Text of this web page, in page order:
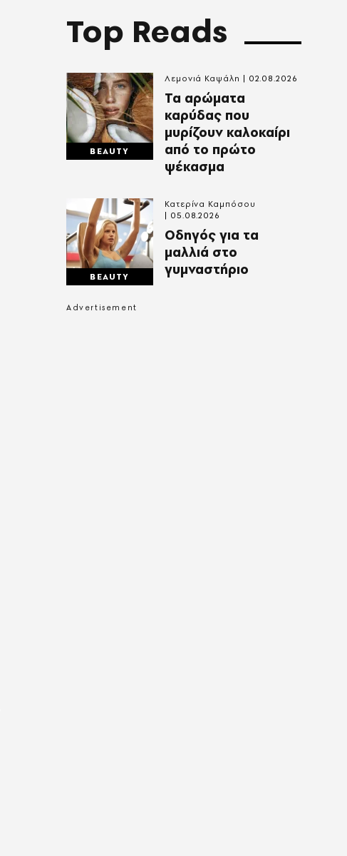
Top Reads
BEAUTY
Τα αρώματα
καρύδας που
μυρίζουν καλοκαίρι
από το πρώτο
ψέκασμα
Λεμονιά Καψάλη 02.08.2026
BEAUTY
Οδηγός για τα
μαλλιά στο
γυμναστήριο
Κατερίνα Καμπόσου
05.08.2026